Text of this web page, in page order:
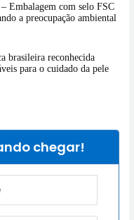
– Embalagem com selo FSC
a preocupação ambiental
brasileira reconhecida
para o cuidado da pele
chegar!